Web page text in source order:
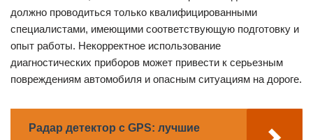
должно проводиться только квалифицированными
специалистами, имеющими соответствующую подготовку и
опыт работы. Некорректное использование
диагностических приборов может привести к серьезным
повреждениям автомобиля и опасным ситуациям на дороге.
Радар детектор с GPS: лучшие